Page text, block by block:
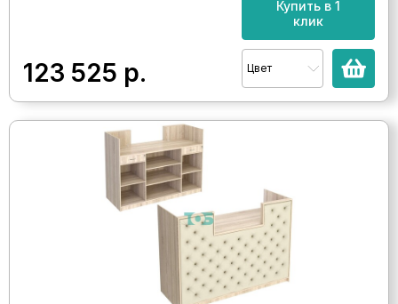
123 525 р.
Купить в 1
клик
Цвет